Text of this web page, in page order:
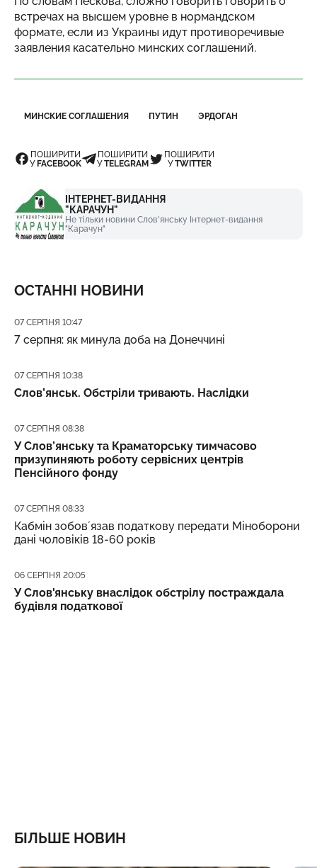
встречах на высшем уровне в нормандском
формате, если из Украины идут противоречивые
заявления касательно минских соглашений.
МИНСКИЕ СОГЛАШЕНИЯ ПУТИН ЭРДОГАН
ПОШИРИТИ
УFACEBOOK
ПОШИРИТИ
УTELEGRAM
ПОШИРИТИ
УTWITTER
ІНТЕРНЕТ-ВИДАННЯ
"КАРАЧУН"
Не тільки новини Слов'янську Інтернет-видання
"Карачун"
ОСТАННІ НОВИНИ
Дата публікації
07 СЕРПНЯ 10:47
7 серпня: як минула доба на Донеччині
Дата публікації
07 СЕРПНЯ 10:38
Слов’янськ. Обстріли тривають. Наслідки
Дата публікації
07 СЕРПНЯ 08:38
У Слов’янську та Краматорську тимчасово
призупиняють роботу сервісних центрів
Пенсійного фонду
Дата публікації
07 СЕРПНЯ 08:33
Кабмін зобовʼязав податкову передати Міноборони
дані чоловіків 18-60 років
Дата публікації
06 СЕРПНЯ 20:05
У Слов'янську внаслідок обстрілу постраждала
будівля податкової
БІЛЬШЕ НОВИН